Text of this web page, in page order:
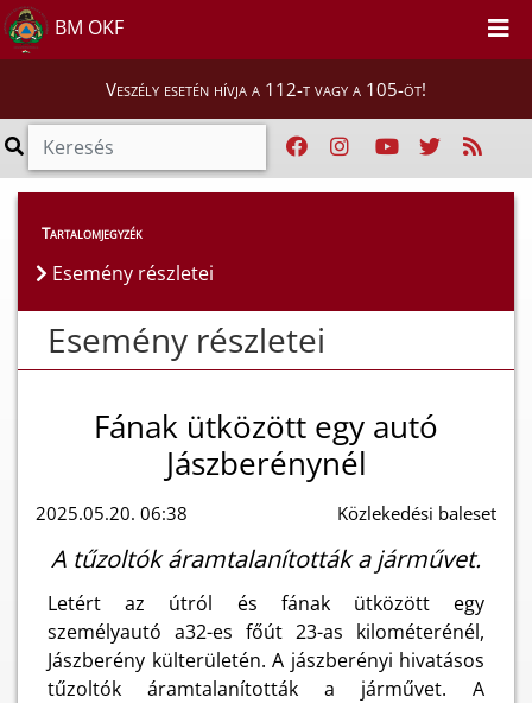
BM OKF
Veszély esetén hívja a 112-t vagy a 105-öt!
Esemény részletei
Tartalomjegyzék
Esemény részletei
Esemény részletei
Fának ütközött egy autó
Jászberénynél
2025.05.20. 06:38 Közlekedési baleset
A tűzoltók áramtalanították a járművet.
Letért az útról és fának ütközött egy
személyautó a32-es főút 23-as kilométerénél,
Jászberény külterületén. A jászberényi hivatásos
tűzoltók áramtalanították a járművet. A